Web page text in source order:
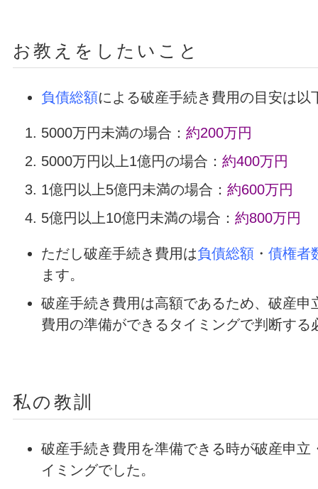
お教えをしたいこと
負債総額による破産手続き費用の目安は以
5000万円未満の場合： 約200万円
5000万円以上1億円の場合： 約400万円
1億円以上5億円未満の場合： 約600万円
5億円以上10億円未満の場合： 約800万円
ただし破産手続き費用は負債総額 ・ 債権者
ます。
破産手続き費用は高額であるため、破産申
費用の準備ができるタイミングで判断する
私の教訓
破産手続き費用を準備できる時が破産申立
イミングでした。